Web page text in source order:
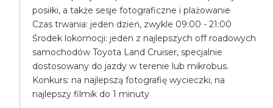
posiłki, a także sesje fotograficzne i plażowanie
Czas trwania: jeden dzień, zwykle 09:00 - 21:00
Środek lokomocji: jeden z najlepszych off roadowych
samochodów Toyota Land Cruiser, specjalnie
dostosowany do jazdy w terenie lub mikrobus.
Konkurs: na najlepszą fotografię wycieczki, na
najlepszy filmik do 1 minuty